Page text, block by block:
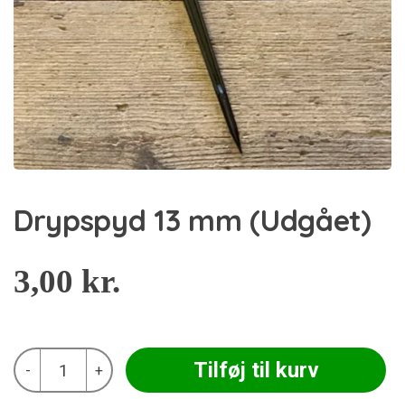
Drypspyd 13 mm (Udgået)
3,00 kr.
-
Drypspyd
mm
+ Tilføj til kurv